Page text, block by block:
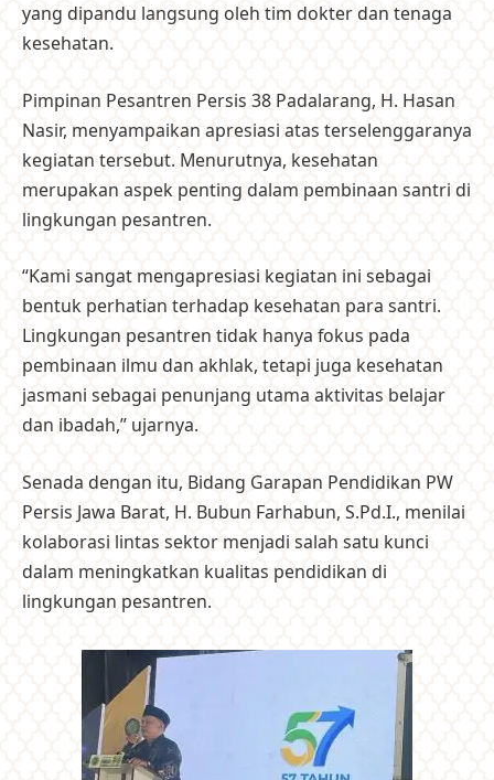
yang dipandu langsung oleh tim dokter dan tenaga
kesehatan.
Pimpinan Pesantren Persis 38 Padalarang, H. Hasan
Nasir, menyampaikan apresiasi atas terselenggaranya
kegiatan tersebut. Menurutnya, kesehatan
merupakan aspek penting dalam pembinaan santri di
lingkungan pesantren.
“Kami sangat mengapresiasi kegiatan ini sebagai
bentuk perhatian terhadap kesehatan para santri.
Lingkungan pesantren tidak hanya fokus pada
pembinaan ilmu dan akhlak, tetapi juga kesehatan
jasmani sebagai penunjang utama aktivitas belajar
dan ibadah,” ujarnya.
Senada dengan itu, Bidang Garapan Pendidikan PW
Persis Jawa Barat, H. Bubun Farhabun, S.Pd.I., menilai
kolaborasi lintas sektor menjadi salah satu kunci
dalam meningkatkan kualitas pendidikan di
lingkungan pesantren.